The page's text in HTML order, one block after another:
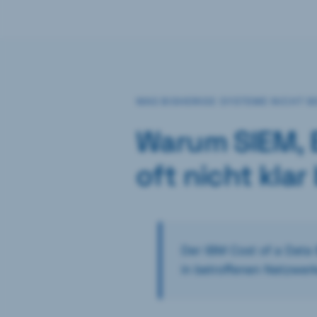
Warum SIEM,
oft nicht klar
Der IBM Cost of a
in betroffenen